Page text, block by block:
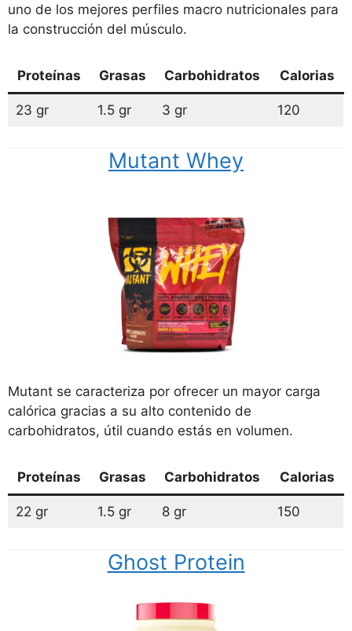
uno de los mejores perfiles macro nutricionales para
la construcción del músculo.
Proteínas Grasas Carbohidratos Calorias
23 gr 1.5 gr 3 gr 120
Mutant Whey
Mutant se caracteriza por ofrecer un mayor carga
calórica gracias a su alto contenido de
carbohidratos, útil cuando estás en volumen.
Proteínas Grasas Carbohidratos Calorias
22 gr 1.5 gr 8 gr 150
Ghost Protein